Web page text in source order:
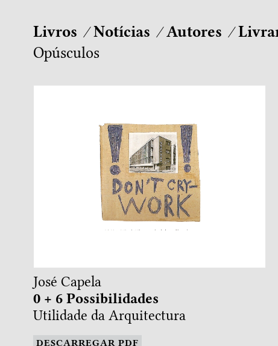
Livros Notícias Autores
Opúsculos
José Capela
0 + 6 Possibilidades
Utilidade da Arquitectura
DESCARREGAR PDF